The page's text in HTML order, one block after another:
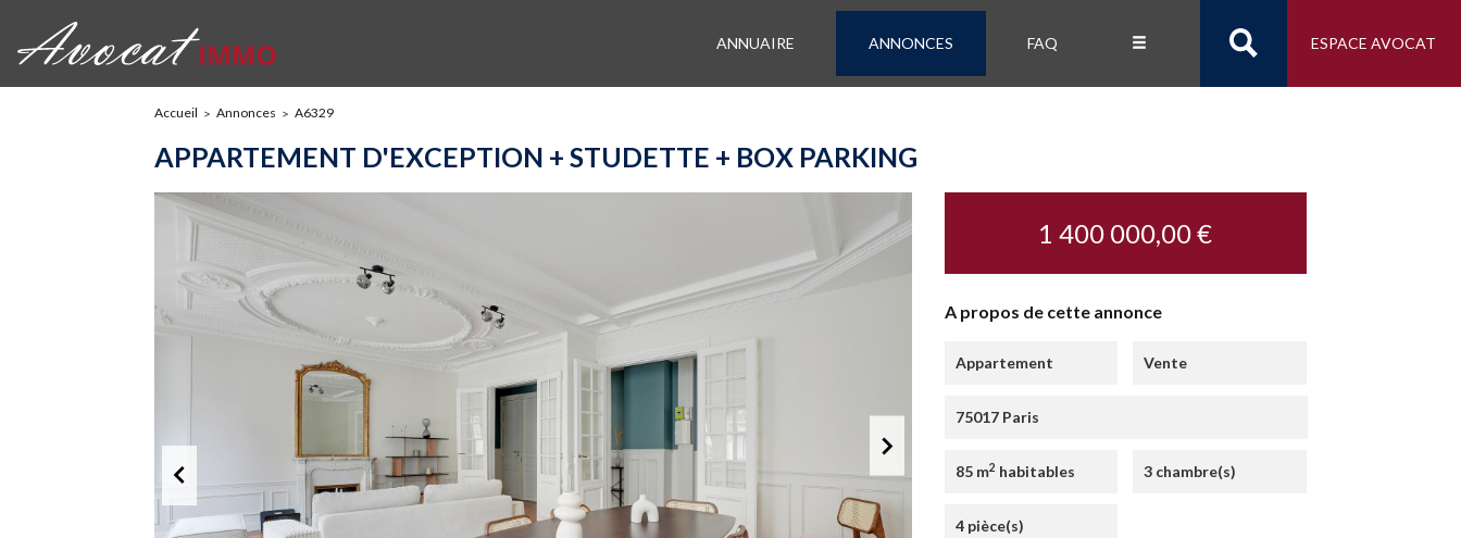
ANNUAIRE ANNONCES FAQ ESPACE AVOCAT
Accueil Annonces A6329
APPARTEMENT D'EXCEPTION + STUDETTE + BOX PARKING
1 400 000,00 €
A propos de cette annonce
Appartement Vente
75017 Paris
85 m2 habitables 3 chambre(s)
4 pièce(s)